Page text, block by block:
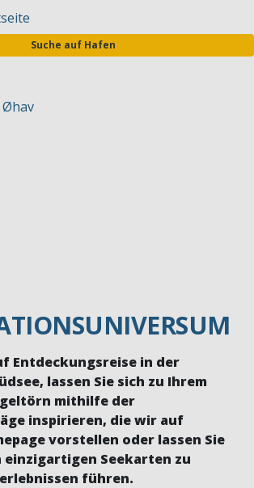
Suche auf Hafen
Entdeckungsreise in der
lassen Sie sich zu Ihrem
mithilfe der
inspirieren, die wir auf
vorstellen oder lassen Sie
einzigartigen Seekarten zu
führen.